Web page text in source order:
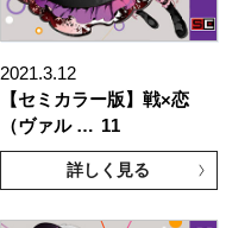
2021.3.12
【セミカラー版】戦×恋
（ヴァル … 11
詳しく見る